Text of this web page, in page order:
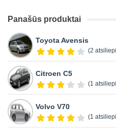
Panašūs produktai
Toyota Avensis
(2
Citroen C5
(1
Volvo V70
(1